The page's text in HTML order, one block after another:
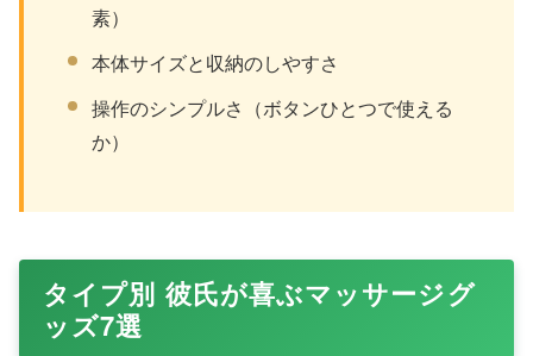
素）
本体サイズと収納のしやすさ
操作のシンプルさ（ボタンひとつで使える
か）
タイプ別 彼氏が喜ぶマッサージグ
ッズ7選